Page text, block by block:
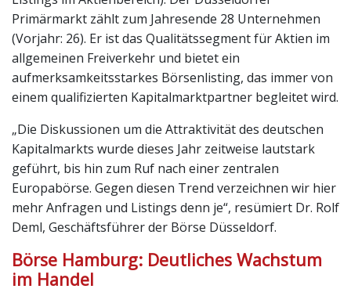
Primärmarkt zählt zum Jahresende 28 Unternehmen
(Vorjahr: 26). Er ist das Qualitätssegment für Aktien im
allgemeinen Freiverkehr und bietet ein
aufmerksamkeitsstarkes Börsenlisting, das immer von
einem qualifizierten Kapitalmarktpartner begleitet wird.
„Die Diskussionen um die Attraktivität des deutschen
Kapitalmarkts wurde dieses Jahr zeitweise lautstark
geführt, bis hin zum Ruf nach einer zentralen
Europabörse. Gegen diesen Trend verzeichnen wir hier
mehr Anfragen und Listings denn je“, resümiert Dr. Rolf
Deml, Geschäftsführer der Börse Düsseldorf.
Börse Hamburg: Deutliches Wachstum
im Handel